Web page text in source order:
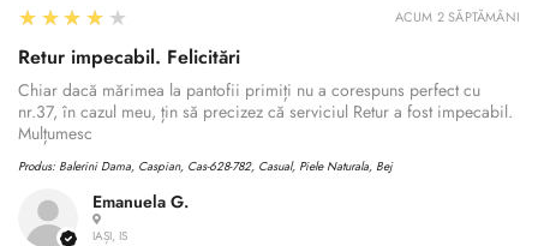
Emanuela G.
IAȘI, IS
4
★★★★★
Retur impecabil. Felicitări
Chiar dacă mărimea la pantofii primiți nu a corespuns perfect cu
nr.37, în cazul meu, țin să precizez că serviciul Retur a fost impecabil.
Mulțumesc
Produs: Balerini Dama, Caspian, Cas-628-782, Casual, Piele Naturala, Bej
ACUM 2 SĂPTĂMÂNI